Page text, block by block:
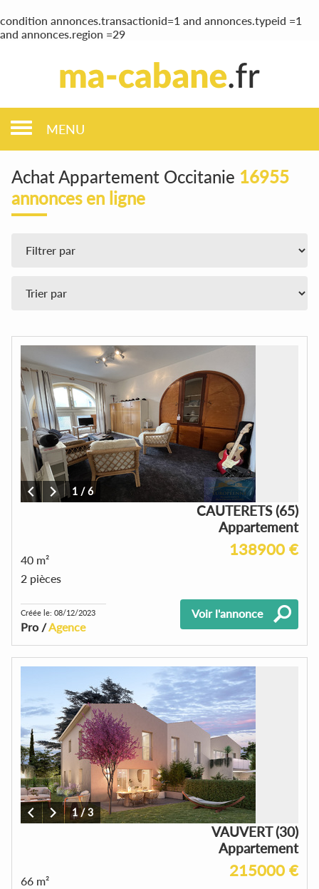
condition annonces.transactionid=1 and annonces.typeid =1
and annonces.region =29
MENU
Achat Appartement Occitanie 16955
annonces en ligne
1 /6
CAUTERETS (65)
Appartement
138900 €
40 m²
2 pièces
Créée le: 08/12/2023
Pro /Agence
Voir l'annonce
1/3
VAUVERT (30)
Appartement
215000 €
66 m²